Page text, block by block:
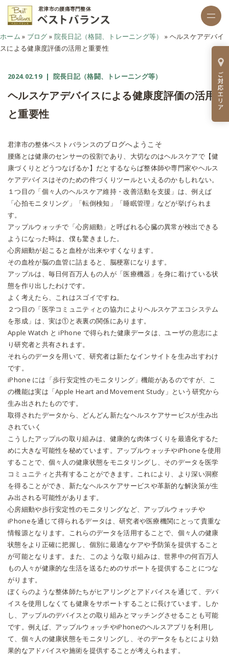
君津市の腰痛専門整体
ホーム » ブログ » 院長日記（格闘、トレーニング等） » ヘルスケアデバイ
スによる健康度評価の活用と重要性
2024.02.19| 院長日記（格闘、トレーニング等）
ヘルスケアデバイスによる健康度評価の活用
と重要性
君津市の整体ベストバランスのブログへようこそ
腰痛とは健康のセンサーの役割であり、大切なのはヘルスケアで【健
康づくりとどうつなげるか】だとするならば整体師や専門家やヘルス
ケアデバイスはそのための件づくりツールといえるのかもしれない。
１つ目の「個々人のヘルスケア維持・改善活動を支援」は、例えば
「心拍モニタリング」「転倒検知」「睡眠管理」などが挙げられま
す。
アップルウォッチで「心房細動」と呼ばれる心臓の異常が検出できる
ようになった時は、僕も驚きました。
心房細動が起こると血栓が出来やすくなります。
その血栓が脳の血管に詰まると、脳梗塞になります。
アップルは、毎日何百万人もの人が「医療機器」を身に着けている状
態を作り出したわけです。
よく考えたら、これはスゴイですね。
２つ目の「医学コミュニティとの協力によりヘルスケアエコシステム
を形成」は、実は①と表裏の関係にあります。
Apple Watch と iPhone で得られた健康データは、ユーザの意志によ
り研究者と共有されます。
それらのデータを用いて、研究者は新たなインサイトを生み出すわけ
です。
iPhone には「歩行安定性のモニタリング」機能があるのですが、こ
の機能は実は「Apple Heart and Movement Study」という研究から
生み出されたものです。
取得されたデータから、どんどん新たなヘルスケアサービスが生み出
されていく
こうしたアップルの取り組みは、健康的な肉体づくりを最適化するた
めに大きな可能性を秘めています。アップルウォッチやiPhoneを使用
することで、個々人の健康状態をモニタリングし、そのデータを医学
コミュニティと共有することができます。これにより、より深い洞察
を得ることができ、新たなヘルスケアサービスや革新的な解決策が生
み出される可能性があります。
心房細動や歩行安定性のモニタリングなど、アップルウォッチや
iPhoneを通じて得られるデータは、研究者や医療機関にとって貴重な
情報源となります。これらのデータを活用することで、個々人の健康
状態をより正確に把握し、個別に最適なケアや予防策を提供すること
が可能となります。また、このような取り組みは、世界中の何百万人
もの人々が健康的な生活を送るためのサポートを提供することにつな
がります。
ぼくらのような整体師たちがヒアリングとアドバイスを通じて、デバ
イスを使用しなくても健康をサポートすることに長けています。しか
し、アップルのデバイスとの取り組みとマッチングさせることも可能
です。例えば、アップルウォッチやiPhoneのヘルスアプリを利用し
て、個々人の健康状態をモニタリングし、そのデータをもとにより効
果的なアドバイスや施術を提供することが考えられます。